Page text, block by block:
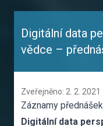
Digitální data
vědce –
Zveřejněno: 2. 2. 2021
Záznamy
Digitální data